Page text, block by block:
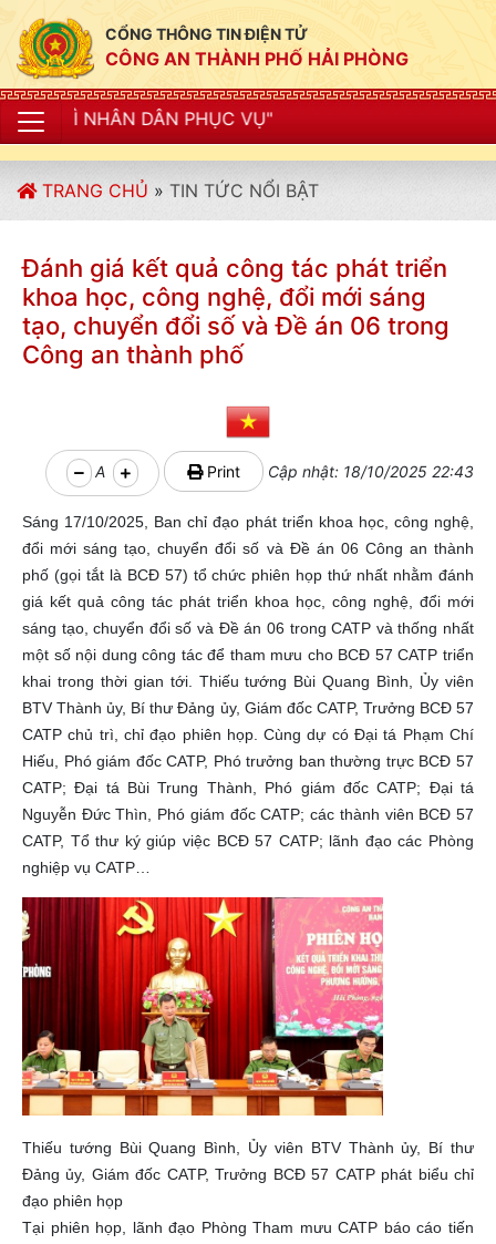
CỔNG THÔNG TIN ĐIỆN TỬ
CÔNG AN THÀNH PHỐ HẢI PHÒNG
VỤ"
TRANG CHỦ » TIN TỨC NỔI BẬT
Đánh giá kết quả công tác phát triển
khoa học, công nghệ, đổi mới sáng
tạo, chuyển đổi số và Đề án 06 trong
Công an thành phố
A Print Cập nhật: 18/10/2025 22:43
Sáng 17/10/2025, Ban chỉ đạo phát triển khoa học, công nghệ,
đổi mới sáng tạo, chuyển đổi số và Đề án 06 Công an thành
phố (gọi tắt là BCĐ 57) tổ chức phiên họp thứ nhất nhằm đánh
giá kết quả công tác phát triển khoa học, công nghệ, đổi mới
sáng tạo, chuyển đổi số và Đề án 06 trong CATP và thống nhất
một số nội dung công tác để tham mưu cho BCĐ 57 CATP triển
khai trong thời gian tới. Thiếu tướng Bùi Quang Bình, Ủy viên
BTV Thành ủy, Bí thư Đảng ủy, Giám đốc CATP, Trưởng BCĐ 57
CATP chủ trì, chỉ đạo phiên họp. Cùng dự có Đại tá Phạm Chí
Hiếu, Phó giám đốc CATP, Phó trưởng ban thường trực BCĐ 57
CATP; Đại tá Bùi Trung Thành, Phó giám đốc CATP; Đại tá
Nguyễn Đức Thìn, Phó giám đốc CATP; các thành viên BCĐ 57
CATP, Tổ thư ký giúp việc BCĐ 57 CATP; lãnh đạo các Phòng
nghiệp vụ CATP…
Thiếu tướng Bùi Quang Bình, Ủy viên BTV Thành ủy, Bí thư
Đảng ủy, Giám đốc CATP, Trưởng BCĐ 57 CATP phát biểu chỉ
đạo phiên họp
Tại phiên họp, lãnh đạo Phòng Tham mưu CATP báo cáo tiến